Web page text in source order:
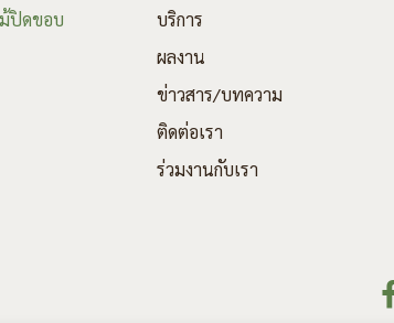
ปิดขอบ
บริการ
ผลงาน
ข่าวสาร/บทความ
ติดต่อเรา
ร่วมงานกับเรา